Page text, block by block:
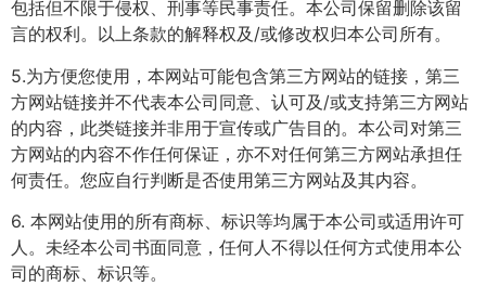
包括但不限于侵权、刑事等民事责任。本公司保留删除该留
言的权利。以上条款的解释权及/或修改权归本公司所有。
5.为方便您使用，本网站可能包含第三方网站的链接，第三
方网站链接并不代表本公司同意、认可及/或支持第三方网站
的内容，此类链接并非用于宣传或广告目的。本公司对第三
方网站的内容不作任何保证，亦不对任何第三方网站承担任
何责任。您应自行判断是否使用第三方网站及其内容。
6. 本网站使用的所有商标、标识等均属于本公司或适用许可
人。未经本公司书面同意，任何人不得以任何方式使用本公
司的商标、标识等。